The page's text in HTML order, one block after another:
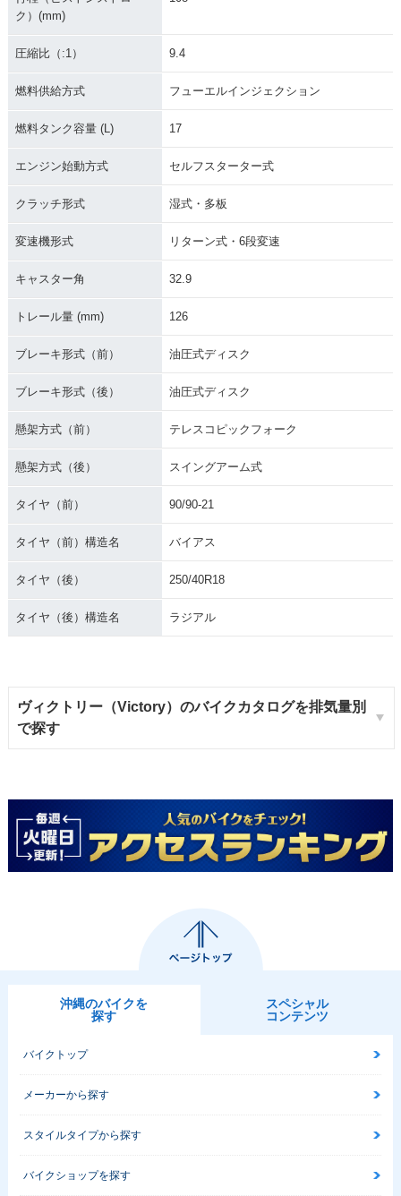
ク）(mm)
圧縮比（:1） 9.4
燃料供給方式 フューエルインジェクション
燃料タンク容量 (L) 17
エンジン始動方式 セルフスターター式
クラッチ形式 湿式・多板
変速機形式 リターン式・6段変速
キャスター角 32.9
トレール量 (mm) 126
ブレーキ形式（前） 油圧式ディスク
ブレーキ形式（後） 油圧式ディスク
懸架方式（前） テレスコピックフォーク
懸架方式（後） スイングアーム式
タイヤ（前） 90/90-21
タイヤ（前）構造名 バイアス
タイヤ（後） 250/40R18
タイヤ（後）構造名 ラジアル
ヴィクトリー（Victory）のバイクカタログを排気量別
で探す
沖縄のバイクを
探す
スペシャル
コンテンツ
バイクトップ
メーカーから探す
スタイルタイプから探す
バイクショップを探す